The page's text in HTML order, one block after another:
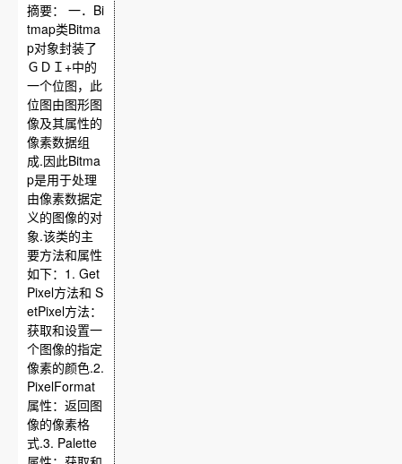
摘要： 一．Bi
tmap类Bitma
p对象封装了
ＧＤＩ+中的
一个位图，此
位图由图形图
像及其属性的
像素数据组
成.因此Bitma
p是用于处理
由像素数据定
义的图像的对
象.该类的主
要方法和属性
如下：1. Get
Pixel方法和 S
etPixel方法：
获取和设置一
个图像的指定
像素的颜色.2.
PixelFormat
属性：返回图
像的像素格
式.3. Palette